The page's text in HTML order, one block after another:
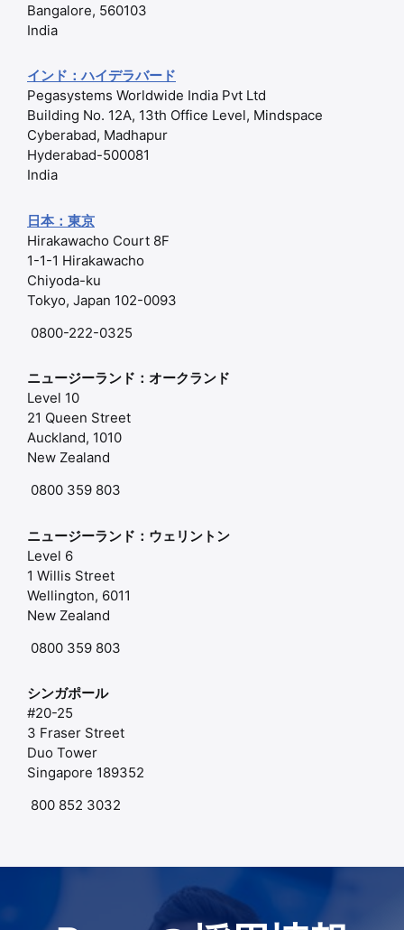
Bangalore, 560103
India
インド：ハイデラバード
Pegasystems Worldwide India Pvt Ltd
Building No. 12A, 13th Office Level, Mindspace
Cyberabad, Madhapur
Hyderabad-500081
India
日本：東京
Hirakawacho Court 8F
1-1-1 Hirakawacho
Chiyoda-ku
Tokyo, Japan 102-0093
0800-222-0325
ニュージーランド：オークランド
Level 10
21 Queen Street
Auckland, 1010
New Zealand
0800 359 803
ニュージーランド：ウェリントン
Level 6
1 Willis Street
Wellington, 6011
New Zealand
0800 359 803
シンガポール
#20-25
3 Fraser Street
Duo Tower
Singapore 189352
800 852 3032